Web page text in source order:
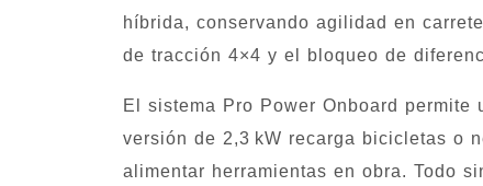
híbrida, conservando agilidad en
de tracción 4×4 y el bloqueo de
El sistema Pro Power Onboard
versión de 2,3 kW recarga bicicletas o
alimentar herramientas en obra. Todo